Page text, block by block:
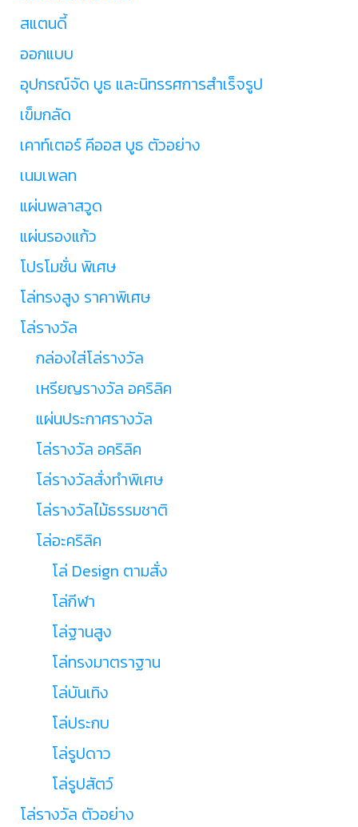
สแตนดี้
ออกแบบ
อุปกรณ์จัด บูธ และนิทรรศการสำเร็จรูป
เข็มกลัด
เคาท์เตอร์ คีออส บูธ ตัวอย่าง
เนมเพลท
แผ่นพลาสวูด
แผ่นรองแก้ว
โปรโมชั่น พิเศษ
โล่ทรงสูง ราคาพิเศษ
โล่รางวัล
กล่องใส่โล่รางวัล
เหรียญรางวัล อคริลิค
แผ่นประกาศรางวัล
โล่รางวัล อคริลิค
โล่รางวัลสั่งทำพิเศษ
โล่รางวัลไม้ธรรมชาติ
โล่อะคริลิค
โล่ Design ตามสั่ง
โล่กีฬา
โล่ฐานสูง
โล่ทรงมาตราฐาน
โล่บันเทิง
โล่ประกบ
โล่รูปดาว
โล่รูปสัตว์
โล่รางวัล ตัวอย่าง